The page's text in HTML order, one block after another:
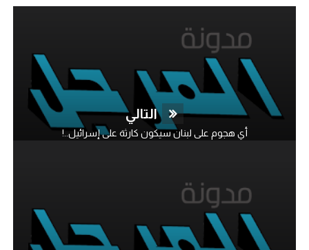
التالي
أي هجوم على لبنان سيكون كارثة على إسرائيل..!